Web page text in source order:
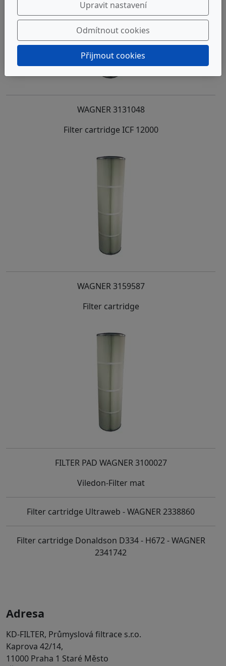
WAGNER 3131048
Filter cartridge ICF 12000
WAGNER 3159587
Filter cartridge
FILTER PAD WAGNER 3100027
Viledon-Filter mat
Filter cartridge Ultraweb - WAGNER 2338860
Filter cartridge Donaldson D334 - H672 - WAGNER
2341742
Adresa
KD-FILTER, Průmyslová filtrace s.r.o.
Kaprova 42/14,
11000 Praha 1 Staré Město
Upravit nastavení
Odmítnout cookies
Přijmout cookies